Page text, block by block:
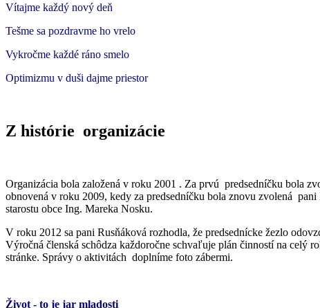
Vítajme každý nový deň
Tešme sa pozdravme ho vrelo
Vykročme každé ráno smelo
Optimizmu v duši dajme priestor
Z histórie organizácie
Organizácia bola založená v roku 2001 . Za prvú predsedníčku bola
obnovená v roku 2009, kedy za predsedníčku bola znovu zvolená
starostu obce Ing. Mareka Nosku.
V roku 2012 sa pani Rusňáková rozhodla, že predsednícke žezlo
Výročná členská schôdza každoročne schvaľuje plán činností na celý
stránke. Správy o aktivitách doplníme foto zábermi.
Život - to je jar mladosti